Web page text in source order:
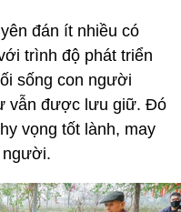
đán ít nhiều có
trình độ phát triển
sống con người
vẫn được lưu giữ. Đó
vọng tốt lành, may
người.